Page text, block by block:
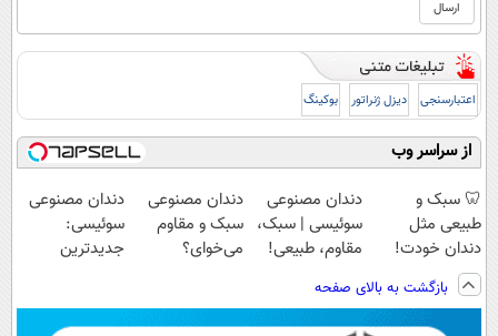
اعتبارسنجی دیزل ژنراتور بوکینگ
از سراسر وب
🦷 سبک و
طبیعی مثل
دندان خودت!
نصب آسان و
پرداخت اقساطی
💳 📍 تهران
دندان مصنوعی
سوئیسی | سبک،
مقاوم، طبیعی!
رایگان+پرداخت
اقساطی😍
دندان مصنوعی
سبک و مقاوم
می‌خوای؟
📍تهران
دندان مصنوعی
سوئیسی:
جدیدترین
پرداخت قسطی
بازگشت به بالای صفحه